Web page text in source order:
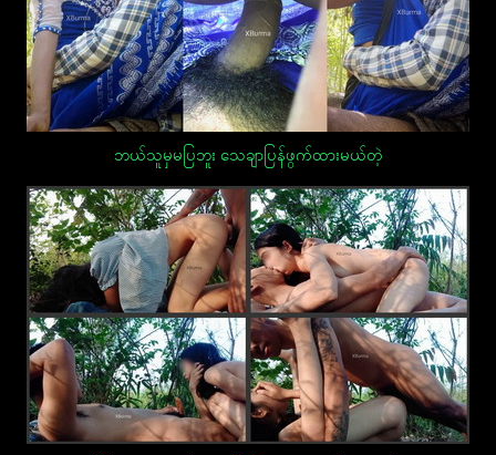
ဘယ်သူမှမပြဘူး သေချာပြန်ဖွက်ထားမယ်တဲ့